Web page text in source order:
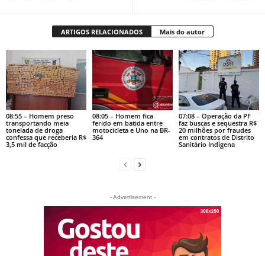
ARTIGOS RELACIONADOS Mais do autor
08:55 – Homem preso
transportando meia
tonelada de droga
confessa que receberia R$
3,5 mil de facção
08:05 – Homem fica
ferido em batida entre
motocicleta e Uno na BR-
364
07:08 – Operação da PF
faz buscas e sequestra R$
20 milhões por fraudes
em contratos de Distrito
Sanitário Indígena
- Advertisement -